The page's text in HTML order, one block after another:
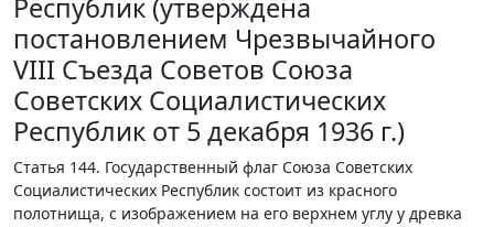
Республик (утверждена
постановлением Чрезвычайного
VIII Съезда Советов Союза
Советских Социалистических
Республик от 5 декабря 1936 г.)
Статья 144. Государственный флаг Союза Советских
Социалистических Республик состоит из красного
полотнища, с изображением на его верхнем углу у древка